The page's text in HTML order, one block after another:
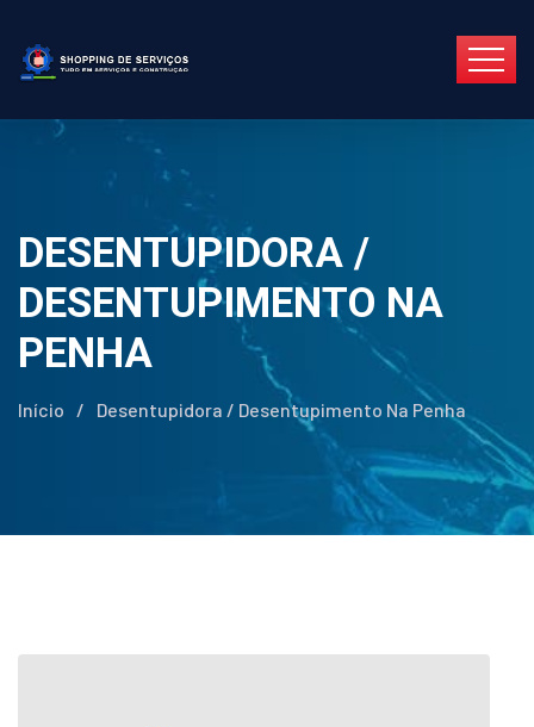
DESENTUPIDORA /
DESENTUPIMENTO NA
PENHA
Início / Desentupidora / Desentupimento Na Penha